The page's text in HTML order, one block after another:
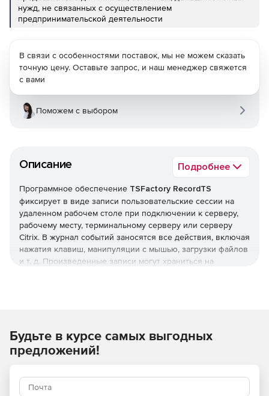
нужд, не связанных с осуществлением
предпринимательской деятельности
Описание Подробнее
Программное обеспечение TSFactory RecordTS
фиксирует в виде записи пользовательские сессии на
удаленном рабочем столе при подключении к серверу,
рабочему месту, терминальному серверу или серверу
Citrix. В журнал событий заносятся все действия, включая
нажатия клавиш, манипуляции с мышью, загрузки файлов
и т. д. Произведенные записи могут храниться на
перематывая вперед или назад или переходя к
определенному моменту в видео.Программный
интерфейс RecordTS обеспечивает интеграцию в
сетевой безопасности или другие программы, требующие
записи сессий. RecordTS обеспечивает надежную защиту
В связи с особенностями поставок, мы не можем сказать
точную цену. Оставьте запрос, и наш менеджер свяжется
с вами
Поможем с выбором
Будьте в курсе самых выгодных
предложений!